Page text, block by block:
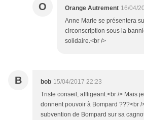
O Orange Autrement 16/04/
Anne Marie se présentera
circonscription sous la
solidaire.<br />
B bob 15/04/2017 22:23
Triste conseil, affligeant.<br /> Mais
donnent pouvoir à Bompard ???<br
subvention de Bompard sur sa